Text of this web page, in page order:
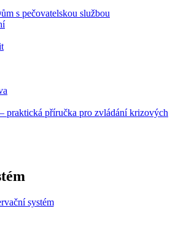
s pečovatelskou službou
praktická příručka pro zvládání krizových